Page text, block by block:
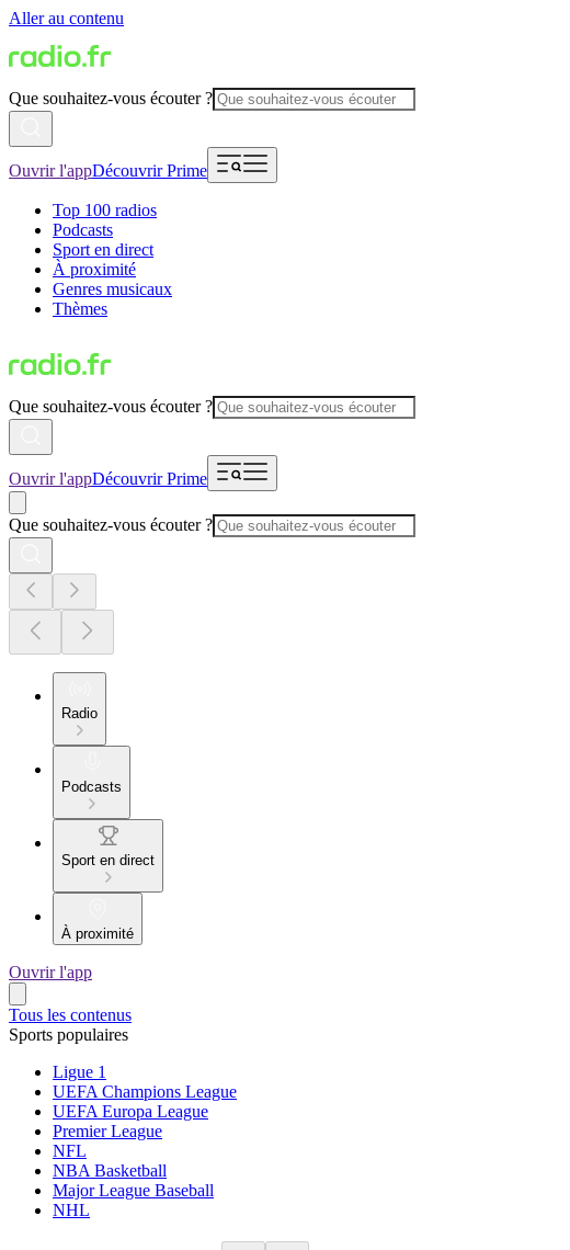
Aller au contenu
Que souhaitez-vous écouter ?
Ouvrir l'appDécouvrir Prime
Top 100 radios
Podcasts
Sport en direct
À proximité
Genres musicaux
Thèmes
Que souhaitez-vous écouter ?
Ouvrir l'appDécouvrir Prime
Que souhaitez-vous écouter ?
Radio
Podcasts
Sport en direct
À proximité
Ouvrir l'app
Tous les contenus
Sports populaires
Ligue 1
UEFA Champions League
UEFA Europa League
Premier League
NFL
NBA Basketball
Major League Baseball
NHL